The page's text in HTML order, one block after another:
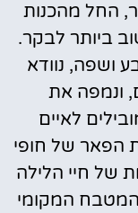
החל מהכנות
ביותר לבקר.
ושפה, נוודא
ונמפה את
לאיים
הפאר של חופי
של חיי הלילה
המקומי